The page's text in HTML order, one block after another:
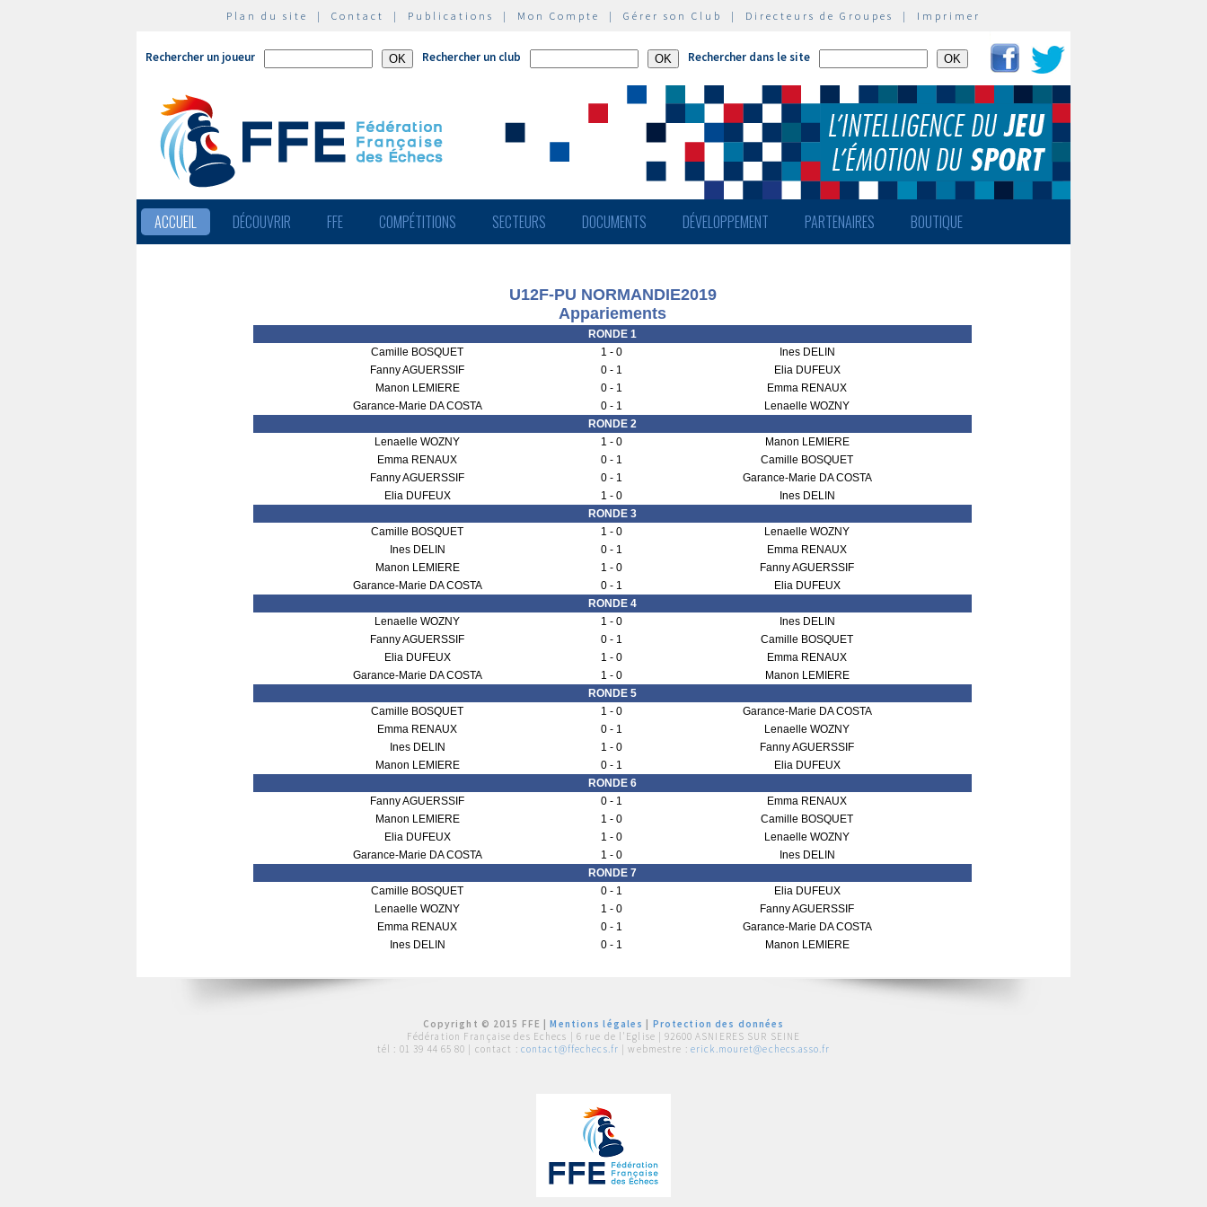
Plan du site | Contact | Publications | Mon Compte | Gérer son Club | Directeurs de Groupes | Imprimer
Rechercher un joueur Rechercher un club Rechercher dans le site
ACCUEIL DÉCOUVRIR FFE COMPÉTITIONS SECTEURS DOCUMENTS DÉVELOPPEMENT PARTENAIRES BOUTIQUE
U12F-PU NORMANDIE2019
Appariements
RONDE 1
Camille BOSQUET
1 - 0
Ines DELIN
Fanny AGUERSSIF
0 - 1
Elia DUFEUX
Manon LEMIERE
0 - 1
Emma RENAUX
Garance-Marie DA COSTA
0 - 1
Lenaelle WOZNY
RONDE 2
Lenaelle WOZNY
1 - 0
Manon LEMIERE
Emma RENAUX
0 - 1
Camille BOSQUET
Fanny AGUERSSIF
0 - 1
Garance-Marie DA COSTA
Elia DUFEUX
1 - 0
Ines DELIN
RONDE 3
Camille BOSQUET
1 - 0
Lenaelle WOZNY
Ines DELIN
0 - 1
Emma RENAUX
Manon LEMIERE
1 - 0
Fanny AGUERSSIF
Garance-Marie DA COSTA
0 - 1
Elia DUFEUX
RONDE 4
Lenaelle WOZNY
1 - 0
Ines DELIN
Fanny AGUERSSIF
0 - 1
Camille BOSQUET
Elia DUFEUX
1 - 0
Emma RENAUX
Garance-Marie DA COSTA
1 - 0
Manon LEMIERE
RONDE 5
Camille BOSQUET
1 - 0
Garance-Marie DA COSTA
Emma RENAUX
0 - 1
Lenaelle WOZNY
Ines DELIN
1 - 0
Fanny AGUERSSIF
Manon LEMIERE
0 - 1
Elia DUFEUX
RONDE 6
Fanny AGUERSSIF
0 - 1
Emma RENAUX
Manon LEMIERE
1 - 0
Camille BOSQUET
Elia DUFEUX
1 - 0
Lenaelle WOZNY
Garance-Marie DA COSTA
1 - 0
Ines DELIN
RONDE 7
Camille BOSQUET
0 - 1
Elia DUFEUX
Lenaelle WOZNY
1 - 0
Fanny AGUERSSIF
Emma RENAUX
0 - 1
Garance-Marie DA COSTA
Ines DELIN
0 - 1 Manon LEMIERE
Copyright © 2015 FFE |Mentions légales
Protection des données
Fédération Française des Echecs | 6 rue de l'Eglise | 92600 ASNIERES SUR SEINE
tél : 01 39 44 65 80 | contact : contact@ffechecs.fr | webmestre : erick.mouret@echecs.asso.fr